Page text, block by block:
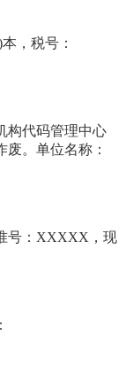
，税号：
构代码管理中心
。单位名称：
号：XXXXX，现